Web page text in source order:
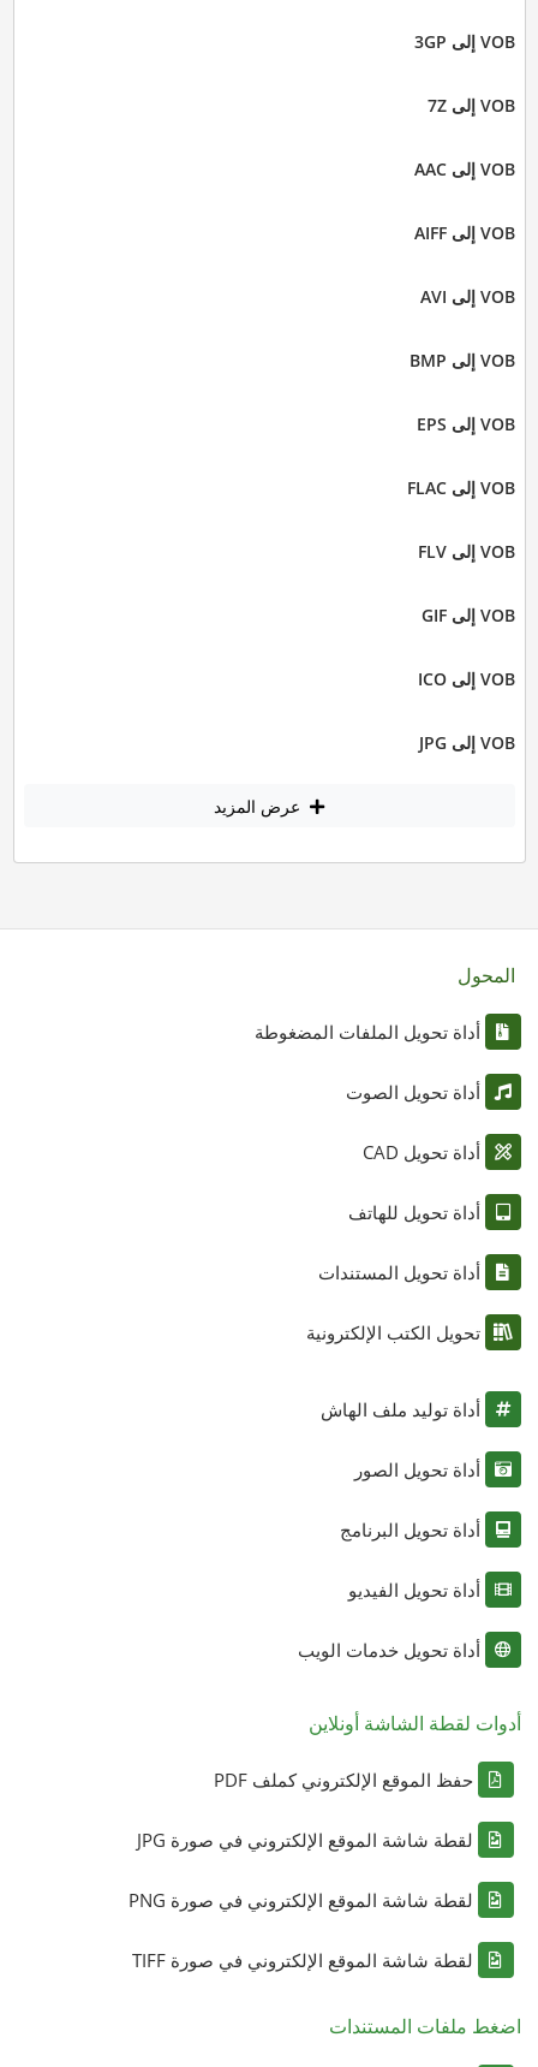
VOB إلى 3GP
VOB إلى 7Z
VOB إلى AAC
VOB إلى AIFF
VOB إلى AVI
VOB إلى BMP
VOB إلى EPS
VOB إلى FLAC
VOB إلى FLV
VOB إلى GIF
VOB إلى ICO
VOB إلى JPG
عرض المزيد
المحول
أداة تحويل الملفات المضغوطة
أداة تحويل الصوت
أداة تحويل CAD
أداة تحويل للهاتف
أداة تحويل المستندات
تحويل الكتب الإلكترونية
أداة توليد ملف الهاش
أداة تحويل الصور
أداة تحويل البرنامج
أداة تحويل الفيديو
أداة تحويل خدمات الويب
أدوات لقطة الشاشة أونلاين
حفظ الموقع الإلكتروني كملف PDF
لقطة شاشة الموقع الإلكتروني في صورة JPG
لقطة شاشة الموقع الإلكتروني في صورة PNG
لقطة شاشة الموقع الإلكتروني في صورة TIFF
اضغط ملفات المستندات